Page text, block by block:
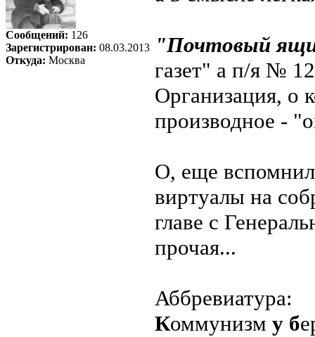
Сообщений: 126
Зарегистрирован: 08.03.2013
Откуда: Москва
"Почтовый
газет" а п/я №
Организация, о
производное -
О, еще
виртуалы на
главе с
прочая...
Аббревиатура:
Коммунизм у б